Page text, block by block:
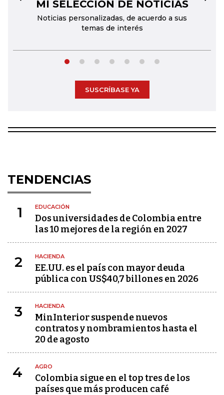
MI SELECCIÓN DE NOTICIAS
Noticias personalizadas, de acuerdo a sus
temas de interés
← →
SUSCRÍBASE YA
TENDENCIAS
1 EDUCACIÓN
Dos universidades de Colombia entre
las 10 mejores de la región en 2027
2 HACIENDA
EE.UU. es el país con mayor deuda
pública con US$40,7 billones en 2026
3 HACIENDA
MinInterior suspende nuevos
contratos y nombramientos hasta el
20 de agosto
4 AGRO
Colombia sigue en el top tres de los
países que más producen café